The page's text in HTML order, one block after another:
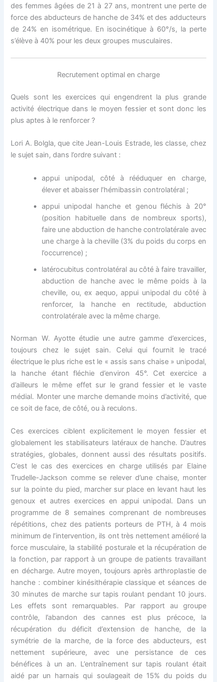
des femmes âgées de 21 à 27 ans, montrent une perte de
force des abducteurs de hanche de 34% et des adducteurs
de 24% en isométrique. En isocinétique à 60°/s, la perte
s’élève à 40% pour les deux groupes musculaires.
Recrutement optimal en charge
Quels sont les exercices qui engendrent la plus grande
activité électrique dans le moyen fessier et sont donc les
plus aptes à le renforcer ?
Lori A. Bolgla, que cite Jean-Louis Estrade, les classe, chez
le sujet sain, dans l’ordre suivant :
appui unipodal, côté à rééduquer en charge,
élever et abaisser l’hémibassin controlatéral ;
appui unipodal hanche et genou fléchis à 20°
(position habituelle dans de nombreux sports),
faire une abduction de hanche controlatérale avec
une charge à la cheville (3% du poids du corps en
l’occurrence) ;
latérocubitus controlatéral au côté à faire travailler,
abduction de hanche avec le même poids à la
cheville, ou, ex aequo, appui unipodal du côté à
renforcer, la hanche en rectitude, abduction
controlatérale avec la même charge.
Norman W. Ayotte étudie une autre gamme d’exercices,
toujours chez le sujet sain. Celui qui fournit le tracé
électrique le plus riche est le « assis sans chaise » unipodal,
la hanche étant fléchie d’environ 45°. Cet exercice a
d’ailleurs le même effet sur le grand fessier et le vaste
médial. Monter une marche demande moins d’activité, que
ce soit de face, de côté, ou à reculons.
Ces exercices ciblent explicitement le moyen fessier et
globalement les stabilisateurs latéraux de hanche. D’autres
stratégies, globales, donnent aussi des résultats positifs.
C’est le cas des exercices en charge utilisés par Elaine
Trudelle-Jackson comme se relever d’une chaise, monter
sur la pointe du pied, marcher sur place en levant haut les
genoux et autres exercices en appui unipodal. Dans un
programme de 8 semaines comprenant de nombreuses
répétitions, chez des patients porteurs de PTH, à 4 mois
minimum de l’intervention, ils ont très nettement amélioré la
force musculaire, la stabilité posturale et la récupération de
la fonction, par rapport à un groupe de patients travaillant
en décharge. Autre moyen, toujours après arthroplastie de
hanche : combiner kinésithérapie classique et séances de
30 minutes de marche sur tapis roulant pendant 10 jours.
Les effets sont remarquables. Par rapport au groupe
contrôle, l’abandon des cannes est plus précoce, la
récupération du déficit d’extension de hanche, de la
symétrie de la marche, de la force des abducteurs, est
nettement supérieure, avec une persistance de ces
bénéfices à un an. L’entraînement sur tapis roulant était
aidé par un harnais qui soulageait de 15% du poids du